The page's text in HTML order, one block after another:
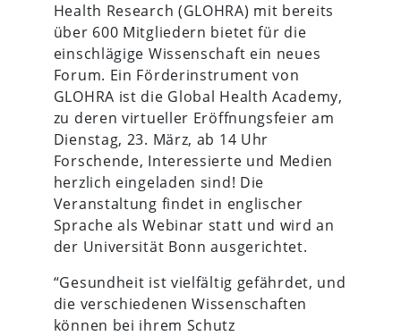
Health Research (GLOHRA) mit bereits
über 600 Mitgliedern bietet für die
einschlägige Wissenschaft ein neues
Forum. Ein Förderinstrument von
GLOHRA ist die Global Health Academy,
zu deren virtueller Eröffnungsfeier am
Dienstag, 23. März, ab 14 Uhr
Forschende, Interessierte und Medien
herzlich eingeladen sind! Die
Veranstaltung findet in englischer
Sprache als Webinar statt und wird an
der Universität Bonn ausgerichtet.
“Gesundheit ist vielfältig gefährdet, und
die verschiedenen Wissenschaften
können bei ihrem Schutz